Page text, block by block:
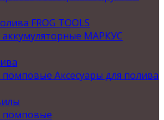
FROG TOOLS
МАРКУС
Аксесуары для полива
помповые